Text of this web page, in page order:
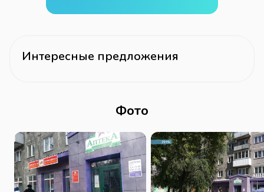
Интересные предложения
Фото